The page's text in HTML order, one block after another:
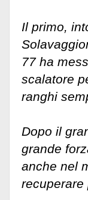
Il primo,
77 ha
scalatore
ranghi
Dopo il
grande
anche nel
recuperare